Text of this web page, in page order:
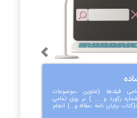
فیلدها (عناوین ،موضوعات
،شماره رکورد و .... ) بر روی تمامی
،پایان نامه ،مقاله و...) انجام
Previous